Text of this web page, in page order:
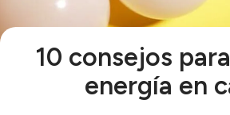
10 consejos
energía en